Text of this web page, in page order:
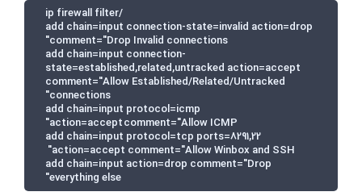
add chain=input connection-state=invalid action=drop
add chain=input connection-
state=established,related,untracked action=accept
comment="Allow Established/Related/Untracked
add chain=input protocol=icmp
add chain=input protocol=tcp ports=8291,22
add chain=input action=drop comment="Drop
everything else"